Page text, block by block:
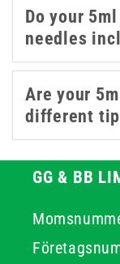
your procedural
Do your
needles
Are your
different
GG & BB